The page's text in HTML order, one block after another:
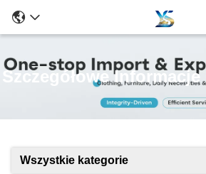
Szczegółowe
Wszystkie kategorie